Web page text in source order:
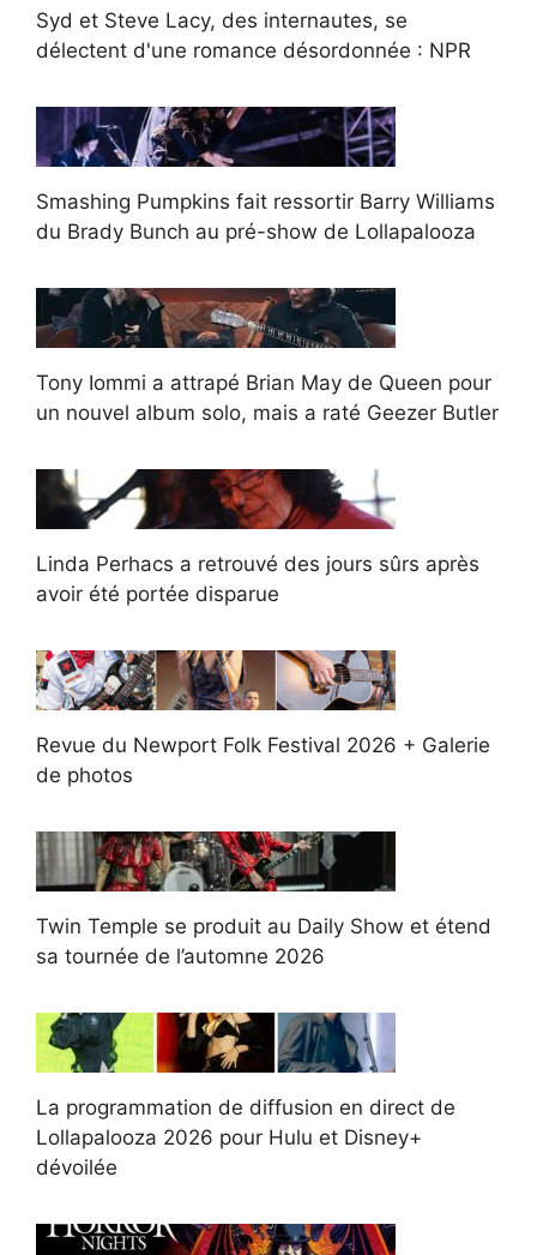
Syd et Steve Lacy, des internautes, se
délectent d'une romance désordonnée : NPR
Smashing Pumpkins fait ressortir Barry Williams
du Brady Bunch au pré-show de Lollapalooza
Tony Iommi a attrapé Brian May de Queen pour
un nouvel album solo, mais a raté Geezer Butler
Linda Perhacs a retrouvé des jours sûrs après
avoir été portée disparue
Revue du Newport Folk Festival 2026 + Galerie
de photos
Twin Temple se produit au Daily Show et étend
sa tournée de l’automne 2026
La programmation de diffusion en direct de
Lollapalooza 2026 pour Hulu et Disney+
dévoilée